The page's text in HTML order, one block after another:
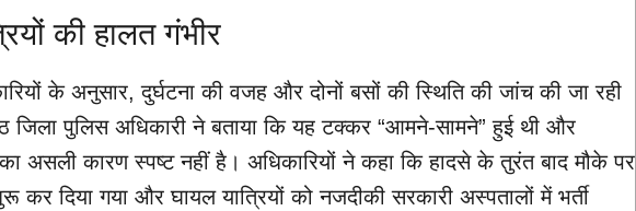
की हालत गंभीर
के अनुसार, दुर्घटना की वजह और दोनों बसों की स्थिति की जांच की जा रही
जिला पुलिस अधिकारी ने बताया कि यह टक्कर “आमने-सामने” हुई थी और
असली कारण स्पष्ट नहीं है। अधिकारियों ने कहा कि हादसे के तुरंत बाद मौके पर
कर दिया गया और घायल यात्रियों को नजदीकी सरकारी अस्पतालों में भर्ती